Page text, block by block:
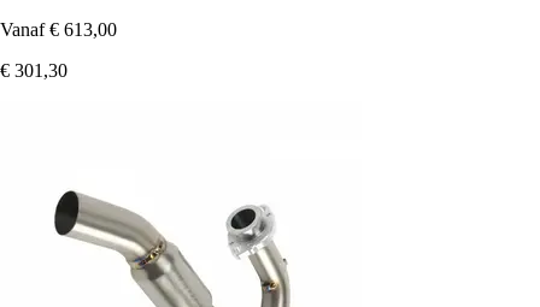
Vanaf € 613,00
€ 301,30